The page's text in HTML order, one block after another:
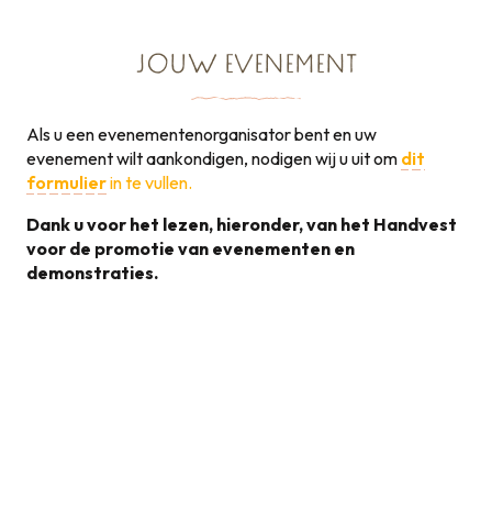
JOUW EVENEMENT
Als u een evenementenorganisator bent en uw
evenement wilt aankondigen, nodigen wij u uit om dit
formulierin te vullen.
Dank u voor het lezen, hieronder, van het Handvest
voor de promotie van evenementen en
demonstraties.